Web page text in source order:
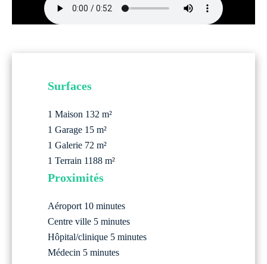
Surfaces
1 Maison 132 m²
1 Garage 15 m²
1 Galerie 72 m²
1 Terrain 1188 m²
Proximités
Aéroport 10 minutes
Centre ville 5 minutes
Hôpital/clinique 5 minutes
Médecin 5 minutes